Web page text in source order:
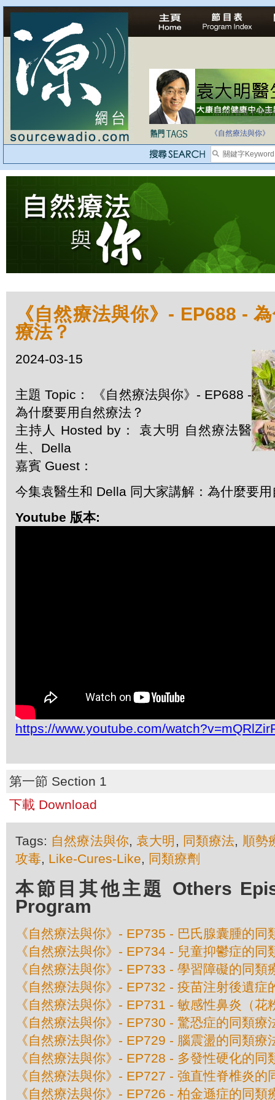
法治社會並不等同
《自然療法與你》
《自然療法與你》- EP688 -
療法？
2024-03-15
主題 Topic： 《自然療法與你》- EP688 -
為什麼要用自然療法？
主持人 Hosted by： 袁大明 自然療法醫
生、Della
嘉賓 Guest：
今集袁醫生和 Della 同大家講解：為什麼要
Youtube 版本:
https://www.youtube.com/
第一節 Section 1
下載 Download
Tags: 自然療法與你,袁大明 , 同類療法, 順勢
攻毒, Like-Cures-Like, 同類療劑
本節目其他主題 Others
Program
《自然療法與你》- EP735 - 巴氏腺囊腫的同
《自然療法與你》- EP734 - 兒童抑鬱症的同
《自然療法與你》- EP733 - 學習障礙的同類
《自然療法與你》- EP732 - 疫苗注射後遺症
《自然療法與你》- EP731 - 敏感性鼻炎（花
《自然療法與你》- EP730 - 驚恐症的同類療
《自然療法與你》- EP729 - 腦震盪的同類療
《自然療法與你》- EP728 - 多發性硬化的同
《自然療法與你》- EP727 - 強直性脊椎炎的
《自然療法與你》- EP726 - 柏金遜症的同類